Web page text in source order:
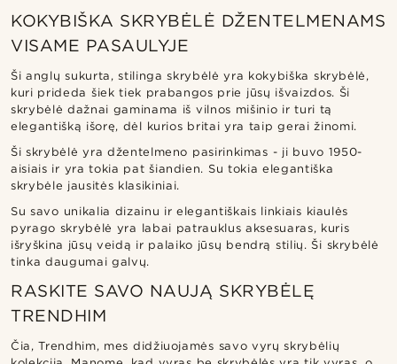
KOKYBIŠKA SKRYBĖLĖ DŽENTELMENAMS
VISAME PASAULYJE
Ši anglų sukurta, stilinga skrybėlė yra kokybiška skrybėlė,
kuri prideda šiek tiek prabangos prie jūsų išvaizdos. Ši
skrybėlė dažnai gaminama iš vilnos mišinio ir turi tą
elegantišką išorę, dėl kurios britai yra taip gerai žinomi.
Ši skrybėlė yra džentelmeno pasirinkimas - ji buvo 1950-
aisiais ir yra tokia pat šiandien. Su tokia elegantiška
skrybėle jausitės klasikiniai.
Su savo unikalia dizainu ir elegantiškais linkiais kiaulės
pyrago skrybėlė yra labai patrauklus aksesuaras, kuris
išryškina jūsų veidą ir palaiko jūsų bendrą stilių. Ši skrybėlė
tinka daugumai galvų.
RASKITE SAVO NAUJĄ SKRYBĖLĘ
TRENDHIM
Čia, Trendhim, mes didžiuojamės savo vyrų skrybėlių